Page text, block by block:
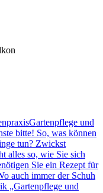
Gartenpflege und
bitte! So, was können
tun? Zwickst
alles so, wie Sie sich
Sie ein Rezept für
auch immer der Schuh
„Gartenpflege und